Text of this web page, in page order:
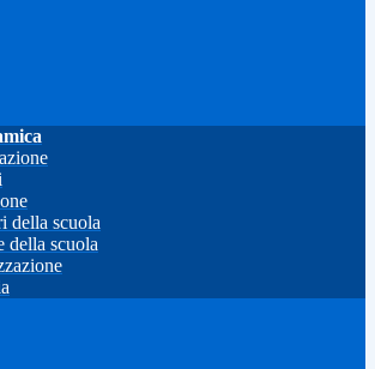
della scuola
della scuola